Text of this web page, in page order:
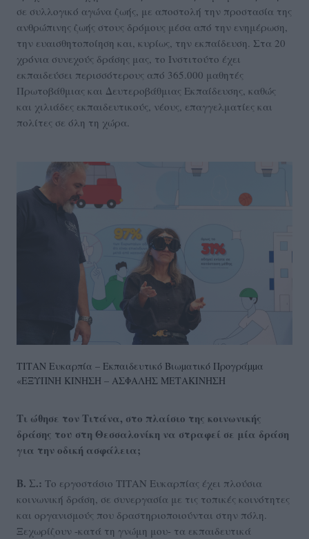
σε συλλογικό αγώνα ζωής, με αποστολή την προστασία της
ανθρώπινης ζωής στους δρόμους μέσα από την ενημέρωση,
την ευαισθητοποίηση και, κυρίως, την εκπαίδευση. Στα 20
χρόνια συνεχούς δράσης μας, το Ινστιτούτο έχει
εκπαιδεύσει περισσότερους από 365.000 μαθητές
Πρωτοβάθμιας και Δευτεροβάθμιας Εκπαίδευσης, καθώς
και χιλιάδες εκπαιδευτικούς, νέους, επαγγελματίες και
πολίτες σε όλη τη χώρα.
ΤΙΤΑΝ Ευκαρπία – Εκπαιδευτικό Βιωµατικό Προγράµµα
«ΕΞΥΠΝΗ ΚΙΝΗΣΗ – ΑΣΦΑΛΗΣ ΜΕΤΑΚΙΝΗΣΗ
Τι ώθησε τον Τιτάνα, στο πλαίσιο της κοινωνικής
δράσης του στη Θεσσαλονίκη να στραφεί σε μία δράση
για την οδική ασφάλεια;
Β. Σ.: Το εργοστάσιο ΤΙΤΑΝ Ευκαρπίας έχει πλούσια
κοινωνική δράση, σε συνεργασία με τις τοπικές κοινότητες
και οργανισμούς που δραστηριοποιούνται στην πόλη.
Ξεχωρίζουν -κατά τη γνώμη μου- τα εκπαιδευτικά